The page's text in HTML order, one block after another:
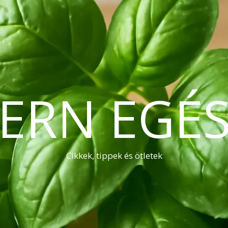
Cikkek, tippek és ötletek